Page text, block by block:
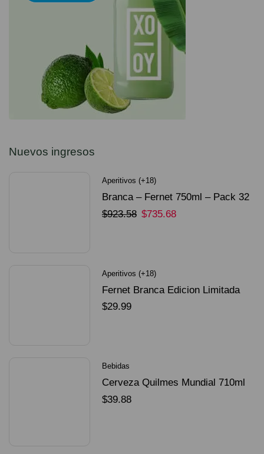
Nuevos ingresos
Aperitivos (+18)
Branca – Fernet 750ml – Pack 32
Unidades
$923.58 $735.68
Aperitivos (+18)
Fernet Branca Edicion Limitada
Dorado Mundial
$29.99
Bebidas
Cerveza Quilmes Mundial 710ml
packX4
$39.88